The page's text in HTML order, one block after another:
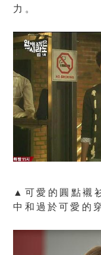
力。
▲可愛的圓點襯
中和過於可愛的